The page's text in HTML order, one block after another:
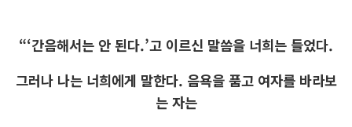
“‘간음해서는 안 된다.’고 이르신 말씀을 너희는 들었다.
그러나 나는 너희에게 말한다. 음욕을 품고 여자를 바라보
는 자는